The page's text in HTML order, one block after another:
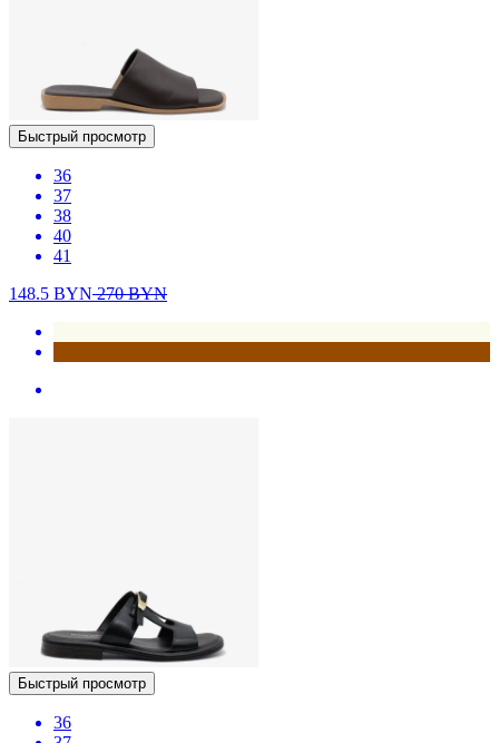
Быстрый просмотр
36
37
38
40
41
148.5 BYN270BYN
Быстрый просмотр
36